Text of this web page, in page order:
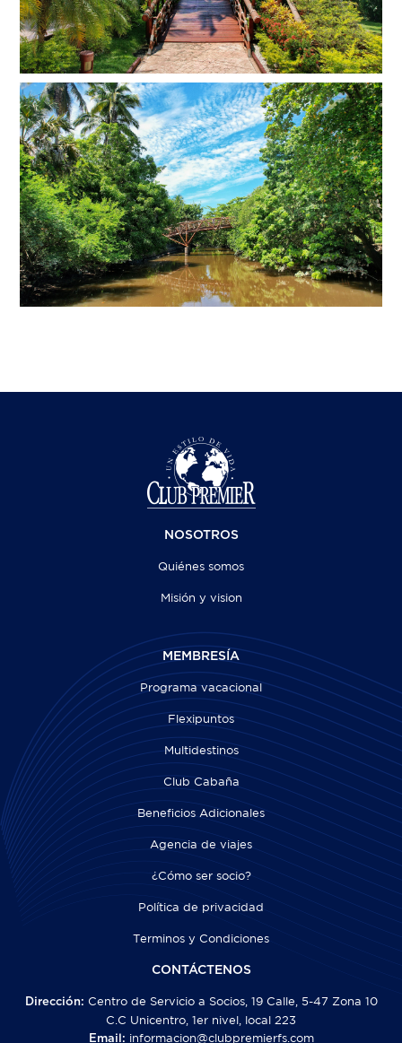
NOSOTROS
Quiénes somos
Misión y vision
MEMBRESÍA
Programa vacacional
Flexipuntos
Multidestinos
Club Cabaña
Beneficios Adicionales
Agencia de viajes
¿Cómo ser socio?
Política de privacidad
Terminos y Condiciones
CONTÁCTENOS
Dirección: Centro de Servicio a Socios, 19 Calle, 5-47 Zona 10
C.C Unicentro, 1er nivel, local 223
Email: informacion@clubpremierfs.com